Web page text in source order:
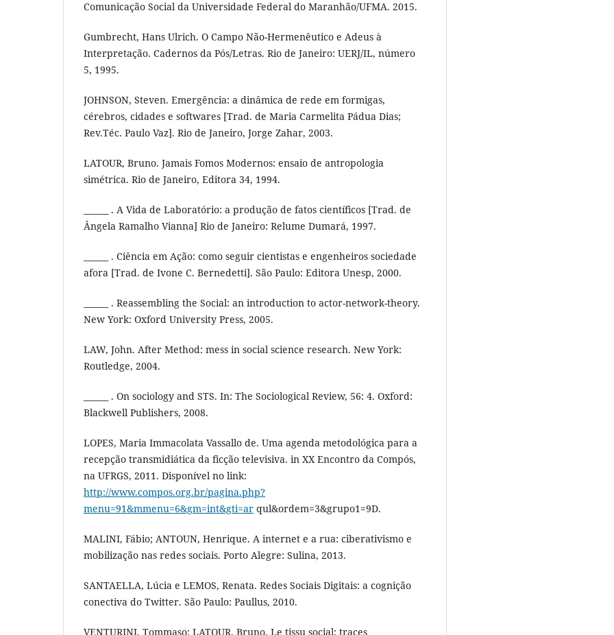
Comunicação Social da Universidade Federal do Maranhão/UFMA. 2015.
Gumbrecht, Hans Ulrich. O Campo Não-Hermenêutico e Adeus à
Interpretação. Cadernos da Pós/Letras. Rio de Janeiro: UERJ/IL, número
5, 1995.
JOHNSON, Steven. Emergência: a dinâmica de rede em formigas,
cérebros, cidades e softwares [Trad. de Maria Carmelita Pádua Dias;
Rev.Téc. Paulo Vaz]. Rio de Janeiro, Jorge Zahar, 2003.
LATOUR, Bruno. Jamais Fomos Modernos: ensaio de antropologia
simétrica. Rio de Janeiro, Editora 34, 1994.
______ . A Vida de Laboratório: a produção de fatos científicos [Trad. de
Ângela Ramalho Vianna] Rio de Janeiro: Relume Dumará, 1997.
______ . Ciência em Ação: como seguir cientistas e engenheiros sociedade
afora [Trad. de Ivone C. Bernedetti]. São Paulo: Editora Unesp, 2000.
______ . Reassembling the Social: an introduction to actor-network-theory.
New York: Oxford University Press, 2005.
LAW, John. After Method: mess in social science research. New York:
Routledge, 2004.
______ . On sociology and STS. In: The Sociological Review, 56: 4. Oxford:
Blackwell Publishers, 2008.
LOPES, Maria Immacolata Vassallo de. Uma agenda metodológica para a
recepção transmidiática da ficção televisiva. in XX Encontro da Compós,
na UFRGS, 2011. Disponível no link:
http://www.compos.org.br/pagina.php?
menu=91&mmenu=6&gm=int&gti=ar qul&ordem=3&grupo1=9D.
MALINI, Fábio; ANTOUN, Henrique. A internet e a rua: ciberativismo e
mobilização nas redes sociais. Porto Alegre: Sulina, 2013.
SANTAELLA, Lúcia e LEMOS, Renata. Redes Sociais Digitais: a cognição
conectiva do Twitter. São Paulo: Paullus, 2010.
VENTURINI, Tommaso; LATOUR, Bruno. Le tissu social: traces